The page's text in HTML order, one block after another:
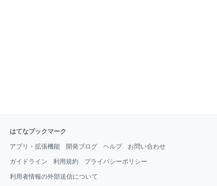
はてなブックマーク
アプリ・拡張機能 開発ブログ ヘルプ お問い合わせ
ガイドライン 利用規約 プライバシーポリシー
利用者情報の外部送信について